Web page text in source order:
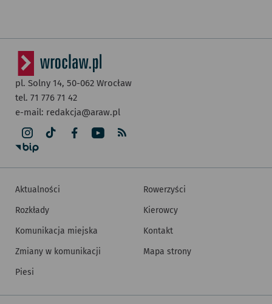
pl. Solny 14, 50-062 Wrocław
tel. 71 776 71 42
e-mail: redakcja@araw.pl
Aktualności
Rozkłady
Komunikacja miejska
Zmiany w komunikacji
Piesi
Rowerzyści
Kierowcy
Kontakt
Mapa strony